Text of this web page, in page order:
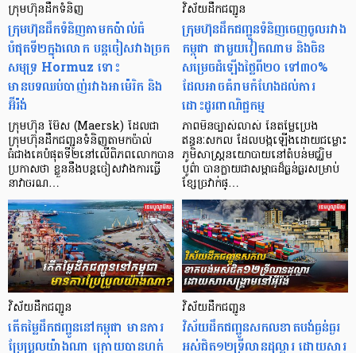
ក្រុមហ៊ុនដឹកទំនិញ
ក្រុម​​ហ៊ុនដឹកទំនិញតាមកប៉ាល់ធំ
បំផុតទី២ក្នុងលោក បន្តចៀសវាងច្រក
សមុទ្រ Hormuz ទោះ
មានបទឈប់បាញ់រវាងអាម៉េរិក និង
អ៊ីរ៉ង់
ក្រុមហ៊ុន ម៊ែស (Maersk) ដែលជា
ក្រុមហ៊ុនដឹកជញ្ជូនទំនិញតាមកប៉ាល់
ធំជាងគេបំផុតទី២នៅលើពិភពលោកបាន
ប្រកាសថា ខ្លួននឹងបន្តចៀសវាងការធ្វើ
នាវាចរណ…
វិស័យដឹកជញ្ជូន
ក្រុមហ៊ុនដឹកជញ្ជូនទំនិញចេញចូលរវាង
កម្ពុជា ជាមួយវៀតណាម និងចិន
សម្រេចដំឡើងថ្លៃពី២០ ទៅ៣០%
ដែលអាចគំរាមកំហែងដល់ការ
ដោះដូរពាណិជ្ជកម្ម
ភាពមិនច្បាស់លាស់ នៃតម្លៃប្រេង
ឥន្ធនៈសកល ដែលបង្កឡើងដោយជម្លោះ
ភូមិសាស្ត្រនយោបាយនៅតំបន់មជ្ឈិម
បូព៌ា បានក្លាយជាសម្ពាធដ៏ធ្ងន់ធ្ងរសម្រាប់
ខ្សែច្រវាក់ផ្…
វិស័យដឹកជញ្ជូន
តើតម្លៃដឹកជញ្ជូននៅកម្ពុជា មានការ
ប្រែប្រួលយ៉ាងណា ក្រោយបានហក់
វិស័យដឹកជញ្ជូន
វិស័យដឹកជញ្ជូនសកលខាតបង់ធ្ងន់ធ្ងរ
អស់ជិត១២ទ្រីលានដុល្លារ ដោយសារ